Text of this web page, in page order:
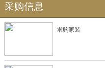
采购信息
求购家装